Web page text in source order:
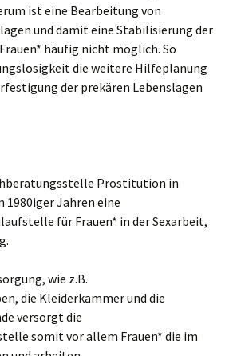
ist eine Bearbeitung von
und damit eine Stabilisierung der
häufig nicht möglich. So
die weitere Hilfeplanung
der prekären Lebenslagen
Prostitution in
1980iger Jahren eine
für Frauen* in der Sexarbeit,
wie z.B.
die Kleiderkammer und die
versorgt die
somit vor allem Frauen* die im